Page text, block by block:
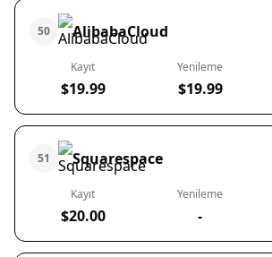
50 AlibabaCloud
Kayıt
$19.99
Yenileme
$19.99
51 Squarespace
Kayıt
$20.00
Yenileme
-